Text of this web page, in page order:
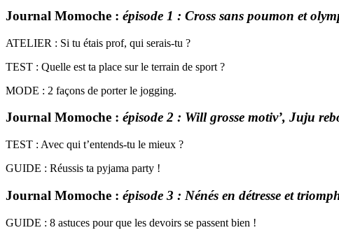
Journal Momoche : épisode 1 : Cross sans poumon et
ATELIER : Si tu étais prof, qui serais-tu ?
TEST : Quelle est ta place sur le terrain de sport ?
MODE : 2 façons de porter le jogging.
Journal Momoche : épisode 2 : Will grosse motiv’, Juju
TEST : Avec qui t’entends-tu le mieux ?
GUIDE : Réussis ta pyjama party !
Journal Momoche : épisode 3 : Nénés en détresse et
GUIDE : 8 astuces pour que les devoirs se passent bien !